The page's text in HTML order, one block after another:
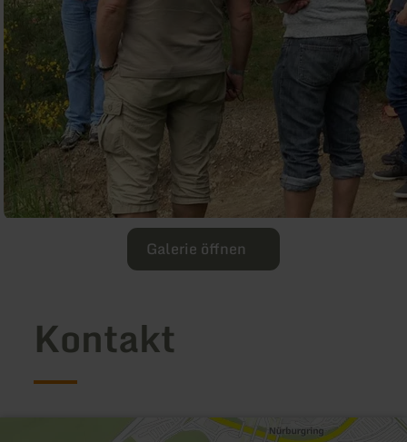
Galerie öffnen
Kontakt